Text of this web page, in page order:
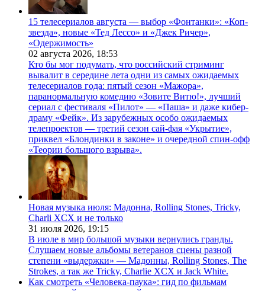
15 телесериалов августа — выбор «Фонтанки»: «Коп-
звезда», новые «Тед Лессо» и «Джек Ричер»,
«Одержимость»
02 августа 2026, 18:53
Кто бы мог подумать, что российский стриминг
вывалит в середине лета одни из самых ожидаемых
телесериалов года: пятый сезон «Мажора»,
паранормальную комедию «Зовите Витю!», лучший
сериал с фестиваля «Пилот» — «Паша» и даже кибер-
драму «Фейк». Из зарубежных особо ожидаемых
телепроектов — третий сезон сай-фая «Укрытие»,
приквел «Блондинки в законе» и очередной спин-офф
«Теории большого взрыва».
Новая музыка июля: Мадонна, Rolling Stones, Tricky,
Charli XCX и не только
31 июля 2026, 19:15
В июле в мир большой музыки вернулись гранды.
Слушаем новые альбомы ветеранов сцены разной
степени «выдержки» — Мадонны, Rolling Stones, The
Strokes, а так же Tricky, Charlie XCX и Jack White.
Как смотреть «Человека-паука»: гид по фильмам